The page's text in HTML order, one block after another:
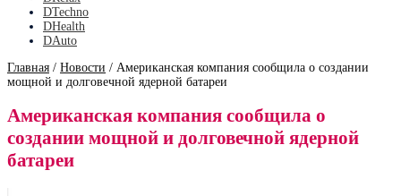
DTechno
DHealth
DAuto
Главная / Новости / Американская компания сообщила о создании
мощной и долговечной ядерной батареи
Американская компания сообщила о
создании мощной и долговечной ядерной
батареи